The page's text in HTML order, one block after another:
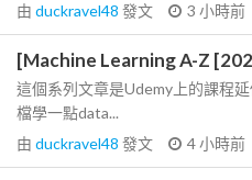
由 duckravel48 發文 3 小時前
[Machine Learning A-Z
這個系列文章是Udemy上的課程
檔學一點data...
由 duckravel48 發文 4 小時前